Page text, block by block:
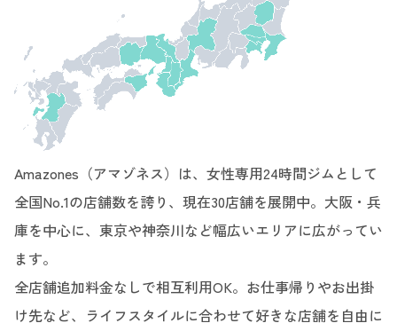
Amazones（アマゾネス）は、女性専用24時間ジムとして
全国No.1の店舗数を誇り、現在30店舗を展開中。大阪・兵
庫を中心に、東京や神奈川など幅広いエリアに広がってい
ます。
全店舗追加料金なしで相互利用OK。お仕事帰りやお出掛
け先など、ライフスタイルに合わせて好きな店舗を自由に